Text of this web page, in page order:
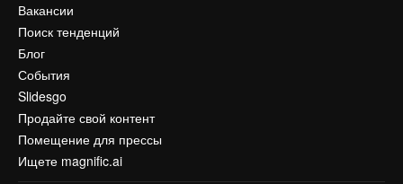
Вакансии
Поиск тенденций
Блог
События
Slidesgo
Продайте свой контент
Помещение для прессы
Ищете magnific.ai